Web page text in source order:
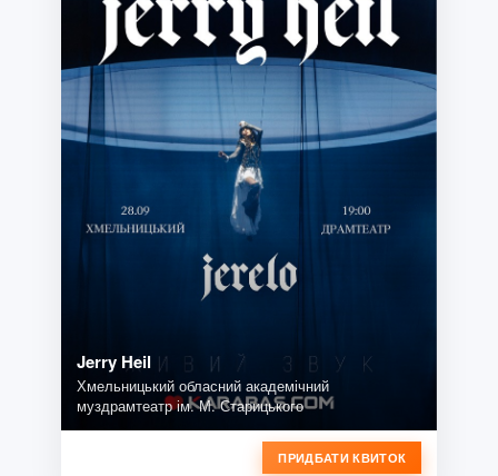
Jerry Heil
Хмельницький обласний академічний
муздрамтеатр ім. М. Старицького
ПРИДБАТИ КВИТОК